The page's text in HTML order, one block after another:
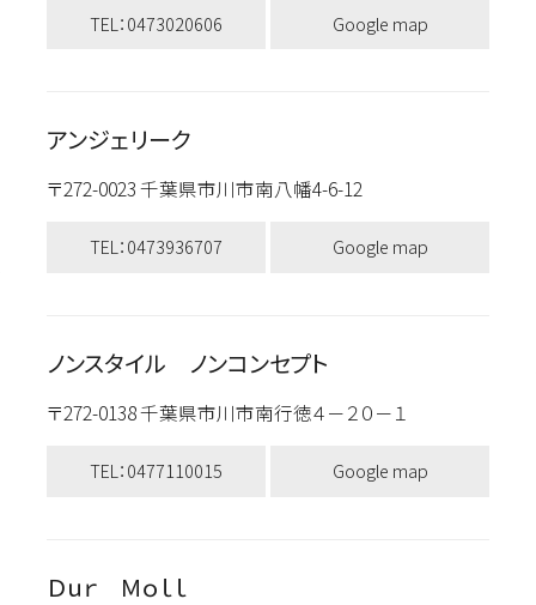
TEL：0473020606 Google map
アンジェリーク
〒272-0023 千葉県市川市南八幡4-6-12
TEL：0473936707 Google map
ノンスタイル ノンコンセプト
〒272-0138 千葉県市川市南行徳４－２０－１
TEL：0477110015 Google map
Ｄｕｒ Ｍｏｌｌ